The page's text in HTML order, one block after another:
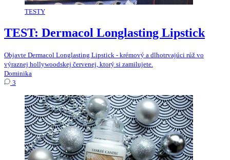
TESTY
TEST: Dermacol Longlasting Lipstick
Objavte Dermacol Longlasting Lipstick - krémový a dlhotrvajúci rúž vo
výraznej hollywoodskej červenej, ktorý si zamilujete.
Dominika
3